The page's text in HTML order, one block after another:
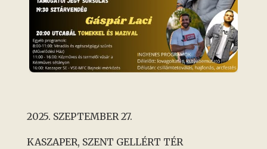
2025. SZEPTEMBER 27.
KASZAPER, SZENT GELLÉRT TÉR